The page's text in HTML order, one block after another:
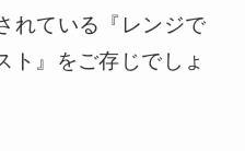
れている『レンジで
ト』をご存じでしょ